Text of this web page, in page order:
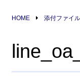
HOME 添付ファイル